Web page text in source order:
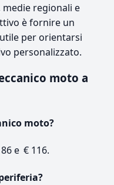
regionali e
è fornire un
per orientarsi
personalizzato.
moto a
moto?
e € 116.